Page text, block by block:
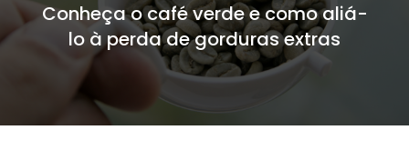
Conheça o café verde e como aliá-
lo à perda de gorduras extras